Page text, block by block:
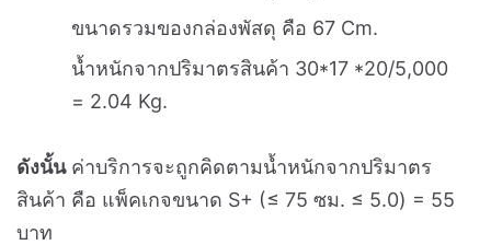
ขนาดรวมของกล่องพัสดุ คือ 67 Cm.
น้ำหนักจากปริมาตรสินค้า 30*17 *20/5,000
= 2.04 Kg.
ดังนั้นค่าบริการจะถูกคิดตามน้ำหนักจากปริมาตร
สินค้า คือ แพ็คเกจขนาด S+ (≤ 75 ซม. ≤ 5.0) = 55
บาท